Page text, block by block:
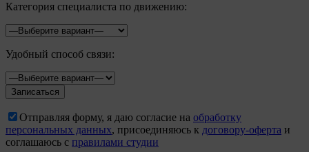
Категория специалиста по движению:
Удобный способ связи:
Отправляя форму, я даю согласие на обработку
персональных данных, присоединяюсь к договору-оферта и
соглашаюсь с правилами студии